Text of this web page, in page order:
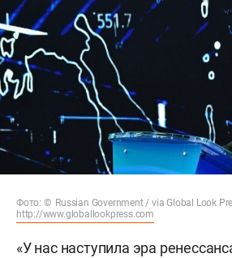
Фото: © Russian Government / via Global Look
http://www.globallookpress.com
«У нас наступила эра